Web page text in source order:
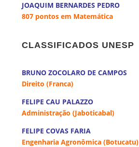
JOAQUIM BERNARDES PEDRO
807 pontos em Matemática
CLASSIFICADOS UNESP
BRUNO ZOCOLARO DE CAMPOS
Direito (Franca)
FELIPE CAU PALAZZO
Administração (Jaboticabal)
FELIPE COVAS FARIA
Engenharia Agronômica (Botucatu)